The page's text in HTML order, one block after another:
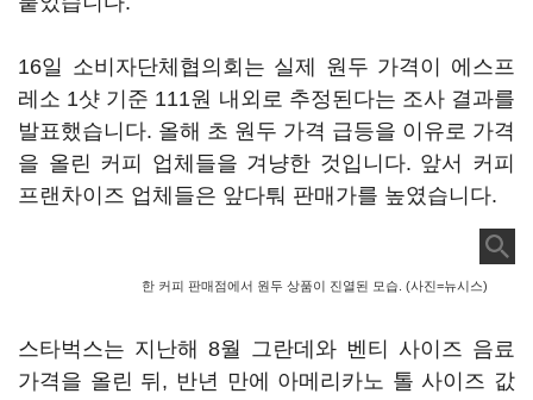
16일 소비자단체협의회는 실제 원두 가격이 에스프
레소 1샷 기준 111원 내외로 추정된다는 조사 결과를
발표했습니다. 올해 초 원두 가격 급등을 이유로 가격
을 올린 커피 업체들을 겨냥한 것입니다. 앞서 커피
프랜차이즈 업체들은 앞다퉈 판매가를 높였습니다.
한 커피 판매점에서 원두 상품이 진열된 모습. (사진=뉴시스)
스타벅스는 지난해 8월 그란데와 벤티 사이즈 음료
가격을 올린 뒤, 반년 만에 아메리카노 톨 사이즈 값